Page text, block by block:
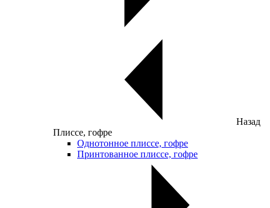
Назад
Плиссе, гофре
Однотонное плиссе, гофре
Принтованное плиссе, гофре